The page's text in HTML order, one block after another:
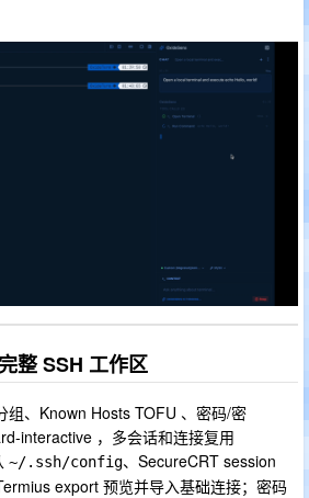
整 SSH 工作区
组、Known Hosts TOFU 、密码/密
interactive ，多会话和连接复用
~/.ssh/config、SecureCRT session
export 预览并导入基础连接；密码